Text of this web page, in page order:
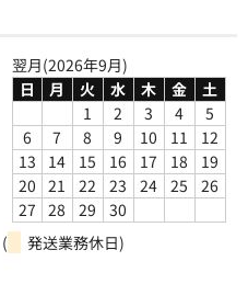
翌月(2026年9月)
日
月 火 水 木 金
土
1
2 3 4
5
6
7 8 9 10 11
12
13
14 15 16 17 18
19
20
21 22 23 24 25
26
27
28 29
30
(
発送業務休日)